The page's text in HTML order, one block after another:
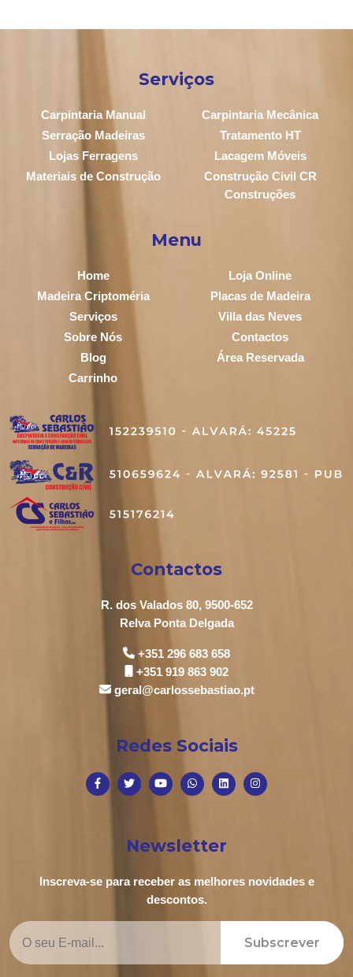
Serviços
Carpintaria Manual
Carpintaria Mecânica
Serração Madeiras
Tratamento HT
Lojas Ferragens
Lacagem Móveis
Materiais de Construção
Construção Civil CR
Construções
Menu
Home
Loja Online
Madeira Criptoméria
Placas de Madeira
Serviços
Villa das Neves
Sobre Nós
Contactos
Blog
Área Reservada
Carrinho
Contactos
R. dos Valados 80, 9500-652
Relva Ponta Delgada
+351 296 683 658
+351 919 863 902
geral@carlossebastiao.pt
Redes Sociais
Newsletter
Inscreva-se para receber as melhores novidades e
descontos.
Subscrever